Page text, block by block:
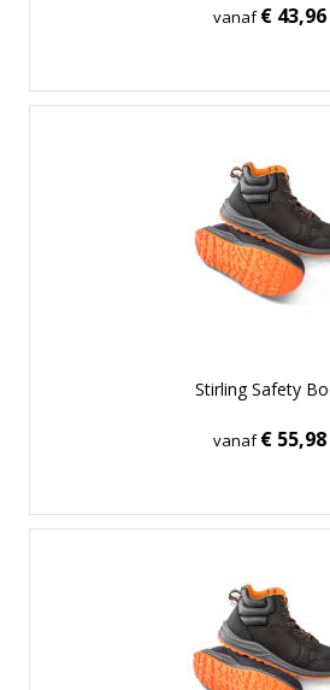
vanaf€ 43,96
Stirling Safety
vanaf€ 55,98